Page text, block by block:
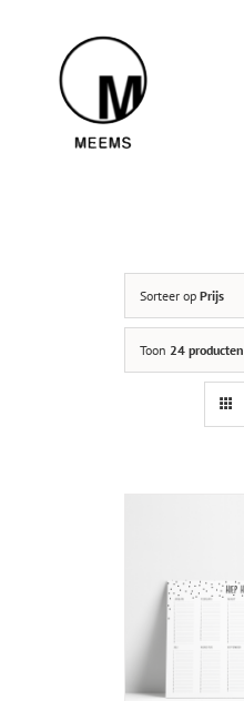
Sorteer op Prijs
Toon 24 producten